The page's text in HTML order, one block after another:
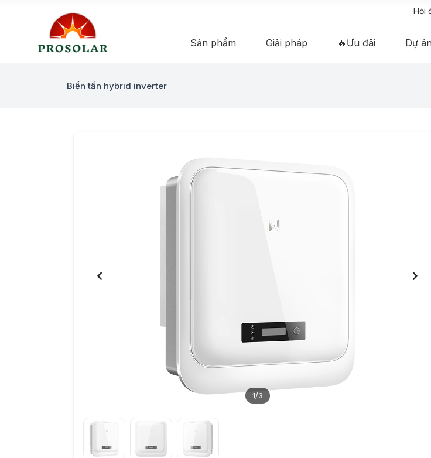
Hỏi
Sản phẩm Giải pháp 🔥Ưu đãi Dự
Biến tần hybrid inverter
1/3